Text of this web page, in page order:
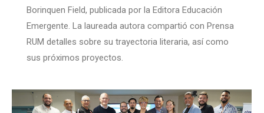
Borinquen Field, publicada por la Editora Educación
Emergente. La laureada autora compartió con Prensa
RUM detalles sobre su trayectoria literaria, así como
sus próximos proyectos.